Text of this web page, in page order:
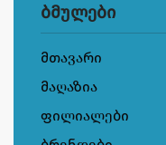
ბმულები
მთავარი
მაღაზია
ფილიალები